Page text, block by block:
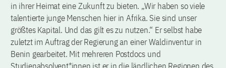
in ihrer Heimat eine Zukunft zu bieten. „Wir haben so viele
talentierte junge Menschen hier in Afrika. Sie sind unser
größtes Kapital. Und das gilt es zu nutzen.“ Er selbst habe
zuletzt im Auftrag der Regierung an einer Waldinventur in
Benin gearbeitet. Mit mehreren Postdocs und